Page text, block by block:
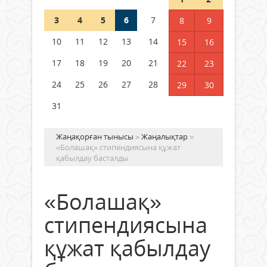
Германия аптап ыстыққа
бастады
04 тамыз 2026 ж.
3
4 5 6 7 8
9
10
11 12 13 14 15
16
17
18 19 20 21 22
23
24
25 26 27 28 29
30
31
Жаңақорған тынысы »Жаңалықтар »
«Болашақ» стипендиясына құжат
қабылдау басталды
«Болашақ»
стипендиясына
құжат қабылдау